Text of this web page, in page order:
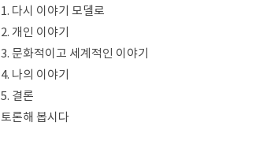
1. 다시 이야기 모델로
2. 개인 이야기
3. 문화적이고 세계적인 이야기
4. 나의 이야기
5. 결론
토론해 봅시다